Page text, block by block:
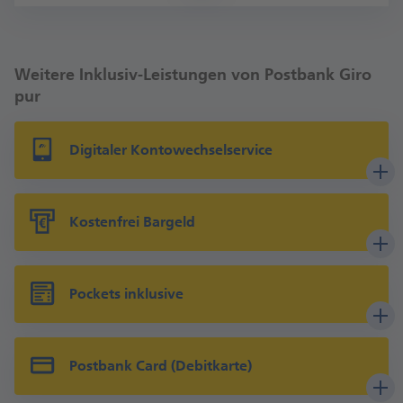
Zu Samsung Pay
Weitere Inklusiv-Leistungen von Postbank Giro
pur
Digitaler Konto­wechselservice
Kosten­frei Bar­geld
Pockets inklusive
Postbank Card (Debitkarte)